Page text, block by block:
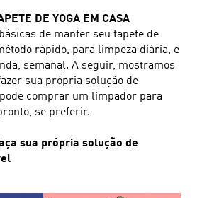
DE YOGA EM CASA
de manter seu tapete de
rápido, para limpeza diária, e
semanal. A seguir, mostramos
sua própria solução de
comprar um limpador para
se preferir.
sua própria solução de